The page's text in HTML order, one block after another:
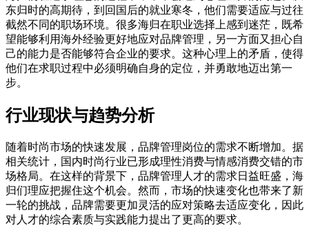
东归时的高期待，到回国后的就业寒冬，他们需要适应与过往
截然不同的职场环境。很多海归在职业选择上感到迷茫，既希
望能够利用海外经验更好地应对品牌管理，另一方面又担心自
己的能力是否能够符合企业的要求。这种心理上的矛盾，使得
他们在求职过程中必须明确自身的定位，并勇敢地迈出第一
步。
行业现状与趋势分析
随着时尚市场的快速发展，品牌管理岗位的需求不断增加。据
相关统计，国内时尚行业已形成理性消费与情感消费交错的市
场格局。在这样的背景下，品牌管理人才的需求日益旺盛，海
归们理应把握住这个机会。然而，市场的快速变化也带来了新
一轮的挑战，品牌需要更加灵活的应对策略去适应变化，因此
对人才的综合素质与实践能力提出了更高的要求。